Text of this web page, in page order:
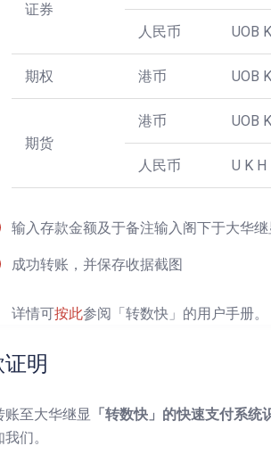
证券
人民币 UOB
期权 港币 UOB
期货
港币 UOB
人民币 U K H
输入存款金额及于备注输入阁下于大华
成功转账，并保存收据截图
详情可按此参阅「转数快」的用户手册。
明
账至大华继显 「转数快」的快速支付系统
们。